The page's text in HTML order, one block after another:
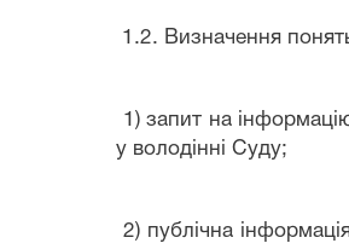
1.2. Визначення
1) запит на
у володінні Суду;
2) публічна